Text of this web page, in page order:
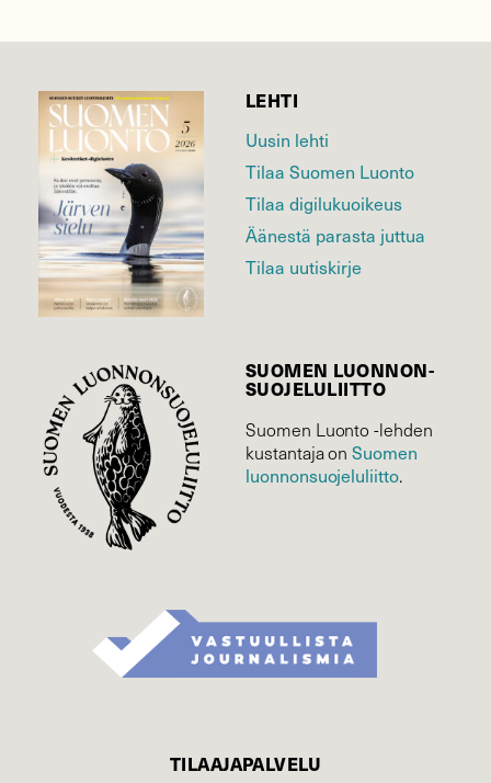
LEHTI
Uusin lehti
Tilaa Suomen Luonto
Tilaa digilukuoikeus
Äänestä parasta juttua
Tilaa uutiskirje
SUOMEN LUONNON­
SUOJELU­LIITTO
Suomen Luonto -lehden
kustantaja onSuomen
luonnonsuojelu­liitto.
TILAAJAPALVELU